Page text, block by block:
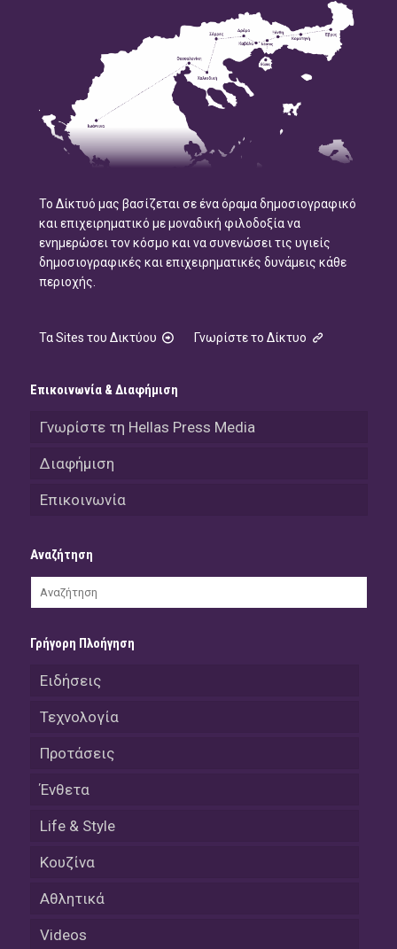
Το Δίκτυό μας βασίζεται σε ένα όραμα δημοσιογραφικό
και επιχειρηματικό με μοναδική φιλοδοξία να
ενημερώσει τον κόσμο και να συνενώσει τις υγιείς
δημοσιογραφικές και επιχειρηματικές δυνάμεις κάθε
περιοχής.
Τα Sites του Δικτύου Γνωρίστε το Δίκτυο
Επικοινωνία & Διαφήμιση
Γνωρίστε τη Hellas Press Media
Διαφήμιση
Επικοινωνία
Αναζήτηση
Γρήγορη Πλοήγηση
Ειδήσεις
Τεχνολογία
Προτάσεις
Ένθετα
Life & Style
Κουζίνα
Αθλητικά
Videos